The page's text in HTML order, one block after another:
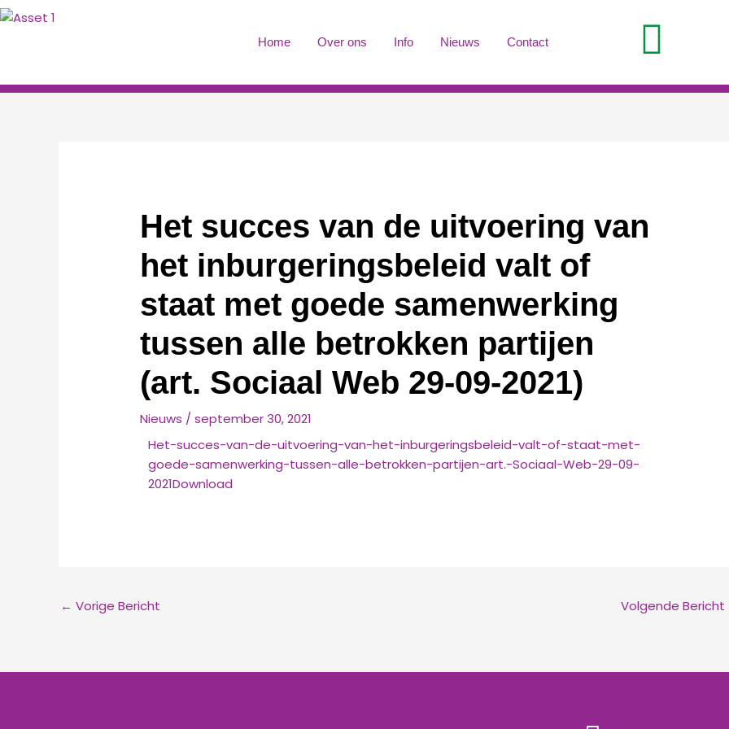
Ga
Home Over ons Info Nieuws Contact
Het succes van de uitvoering van
het inburgeringsbeleid valt of
staat met goede samenwerking
tussen alle betrokken partijen
(art. Sociaal Web 29-09-2021)
Nieuws /september 30, 2021
Het-succes-van-de-uitvoering-van-het-inburgeringsbeleid-valt-of-staat-met-
goede-samenwerking-tussen-alle-betrokken-partijen-art.-Sociaal-Web-29-09-
2021Download
← Vorige Bericht Volgende Bericht